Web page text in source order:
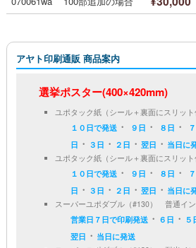
アヤト印刷通販 商品案内
選挙ポスター(400×420mm)
ユポタック紙（シール＋裏面にスリッ
１０日で発送 ・ ９日 ・ ８日 ・
日 ・ ３日 ・ ２日 ・翌日 ・ 当日に
ユポタック紙（シール＋裏面にスリッ
１０日で発送 ・ ９日 ・ ８日 ・
日 ・ ３日 ・ ２日 ・翌日 ・ 当日に
スーパーユポダブル（#130） 普通イ
営業日７日で印刷発送 ・ ６日 ・ ５
翌日 ・ 当日に発送